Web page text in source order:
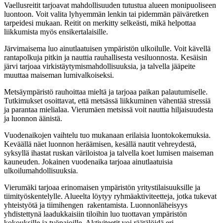
Vaellusreitit tarjoavat mahdollisuuden tutustua alueen monipuoliseen
luontoon. Voit valita lyhyemmän lenkin tai pidemmän päiväretken
tarpeidesi mukaan. Reitit on merkitty selkeästi, mikä helpottaa
liikkumista myös ensikertalaisille.
Järvimaisema luo ainutlaatuisen ympäristön ulkoilulle. Voit kävellä
rantapolkuja pitkin ja nauttia rauhallisesta vesiluonnosta. Kesäisin
järvi tarjoaa virkistäytymismahdollisuuksia, ja talvella jääpeite
muuttaa maiseman lumivalkoiseksi.
Metsäympäristö rauhoittaa mieltä ja tarjoaa paikan palautumiselle.
Tutkimukset osoittavat, että metsässä liikkuminen vähentää stressiä
ja parantaa mielialaa. Vierumäen metsissä voit nauttia hiljaisuudesta
ja luonnon äänistä.
Vuodenaikojen vaihtelu tuo mukanaan erilaisia luontokokemuksia.
Keväällä näet luonnon heräämisen, kesällä nautit vehreydestä,
syksyllä ihastat ruskan väriloistoa ja talvella koet lumisen maiseman
kauneuden. Jokainen vuodenaika tarjoaa ainutlaatuisia
ulkoilumahdollisuuksia.
Vierumäki tarjoaa erinomaisen ympäristön yritystilaisuuksille ja
tiimityöskentelylle. Alueelta löytyy ryhmäaktiviteetteja, jotka tukevat
yhteistyötä ja tiimihengen rakentamista. Luonnonläheisyys
yhdistettynä laadukkaisiin tiloihin luo tuottavan ympäristön